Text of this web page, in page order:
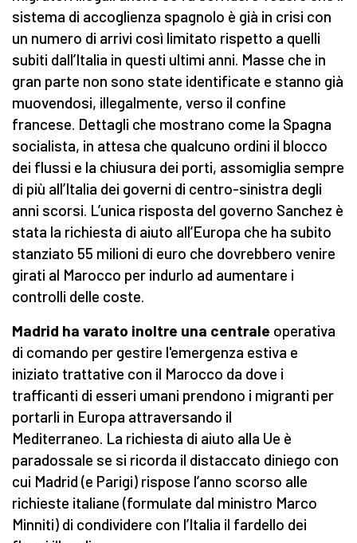
sistema di accoglienza spagnolo è già in crisi con
un numero di arrivi così limitato rispetto a quelli
subiti dall’Italia in questi ultimi anni. Masse che in
gran parte non sono state identificate e stanno già
muovendosi, illegalmente, verso il confine
francese. Dettagli che mostrano come la Spagna
socialista, in attesa che qualcuno ordini il blocco
dei flussi e la chiusura dei porti, assomiglia sempre
di più all’Italia dei governi di centro-sinistra degli
anni scorsi. L’unica risposta del governo Sanchez è
stata la richiesta di aiuto all’Europa che ha subito
stanziato 55 milioni di euro che dovrebbero venire
girati al Marocco per indurlo ad aumentare i
controlli delle coste.
Madrid ha varato inoltre una centrale operativa
di comando per gestire l'emergenza estiva e
iniziato trattative con il Marocco da dove i
trafficanti di esseri umani prendono i migranti per
portarli in Europa attraversando il
Mediterraneo. La richiesta di aiuto alla Ue è
paradossale se si ricorda il distaccato diniego con
cui Madrid (e Parigi) rispose l’anno scorso alle
richieste italiane (formulate dal ministro Marco
Minniti) di condividere con l’Italia il fardello dei